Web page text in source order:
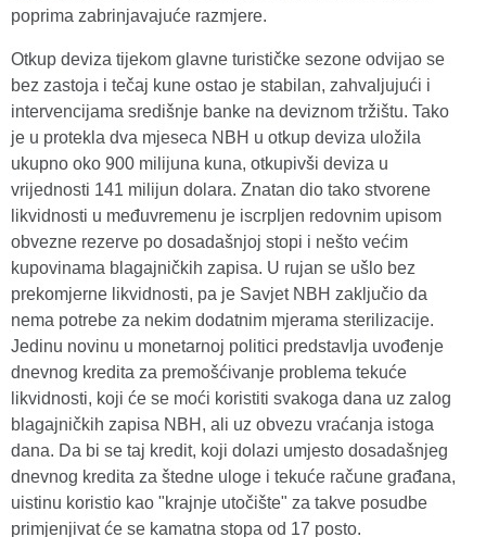
poprima zabrinjavajuće razmjere.
Otkup deviza tijekom glavne turističke sezone odvijao se
bez zastoja i tečaj kune ostao je stabilan, zahvaljujući i
intervencijama središnje banke na deviznom tržištu. Tako
je u protekla dva mjeseca NBH u otkup deviza uložila
ukupno oko 900 milijuna kuna, otkupivši deviza u
vrijednosti 141 milijun dolara. Znatan dio tako stvorene
likvidnosti u međuvremenu je iscrpljen redovnim upisom
obvezne rezerve po dosadašnjoj stopi i nešto većim
kupovinama blagajničkih zapisa. U rujan se ušlo bez
prekomjerne likvidnosti, pa je Savjet NBH zaključio da
nema potrebe za nekim dodatnim mjerama sterilizacije.
Jedinu novinu u monetarnoj politici predstavlja uvođenje
dnevnog kredita za premošćivanje problema tekuće
likvidnosti, koji će se moći koristiti svakoga dana uz zalog
blagajničkih zapisa NBH, ali uz obvezu vraćanja istoga
dana. Da bi se taj kredit, koji dolazi umjesto dosadašnjeg
dnevnog kredita za štedne uloge i tekuće račune građana,
uistinu koristio kao "krajnje utočište" za takve posudbe
primjenjivat će se kamatna stopa od 17 posto.